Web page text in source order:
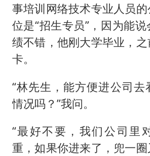
事培训网络技术专业人员
位是“招生专员”，因为能
绩不错，他刚大学毕业，
卡。
“林先生，能方便进公司去
情况吗？”我问。
“最好不要，我们公司里
重，如果你进来了，兜一